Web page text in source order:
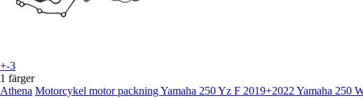
+-3
1 färger
Athena Motorcykel motor packning Yamaha 250 Yz F 2019+2022 Yamaha 250